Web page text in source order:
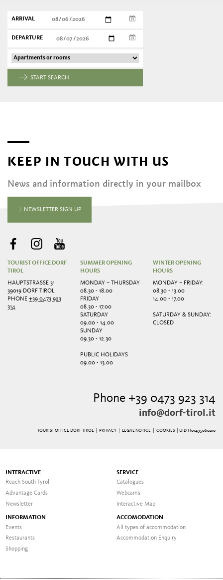
ARRIVAL
DEPARTURE
START SEARCH
KEEP IN TOUCH WITH US
News and information directly in your mailbox
NEWSLETTER SIGN UP
TOURIST OFFICE DORF
TIROL
HAUPTSTRASSE 31
39019 DORF TIROL
PHONE+39 0473 923
314
SUMMER OPENING
HOURS
MONDAY – THURSDAY
08.30 - 18.00
FRIDAY
08.30 - 17.00
SATURDAY
09.00 - 14.00
SUNDAY
09.30 - 12.30
PUBLIC HOLIDAYS
09.00 - 13.00
WINTER OPENING
HOURS
MONDAY – FRIDAY:
08.30 - 13.00
14.00 - 17.00
SATURDAY & SUNDAY:
CLOSED
Phone +39 0473 923 314
info@dorf-tirol.it
TOURIST OFFICE DORF TIROL | PRIVACY| LEGAL NOTICE COOKIES | UID IT01495060210
INTERACTIVE
Reach South Tyrol
Advantage Cards
Newsletter
SERVICE
Catalogues
Webcams
Interactive Map
INFORMATION
Events
Restaurants
Shopping
ACCOMODATION
All types of accommodation
Accommodation Enquiry